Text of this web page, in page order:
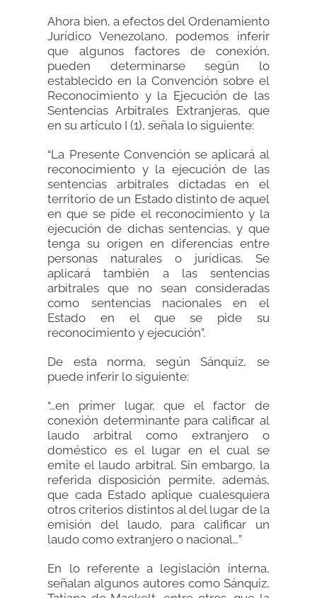
Ahora bien, a efectos del Ordenamiento
Jurídico Venezolano, podemos inferir
que algunos factores de conexión,
pueden determinarse según lo
establecido en la Convención sobre el
Reconocimiento y la Ejecución de las
Sentencias Arbitrales Extranjeras, que
en su artículo I (1), señala lo siguiente:
“La Presente Convención se aplicará al
reconocimiento y la ejecución de las
sentencias arbitrales dictadas en el
territorio de un Estado distinto de aquel
en que se pide el reconocimiento y la
ejecución de dichas sentencias, y que
tenga su origen en diferencias entre
personas naturales o jurídicas. Se
aplicará también a las sentencias
arbitrales que no sean consideradas
como sentencias nacionales en el
Estado en el que se pide su
reconocimiento y ejecución”.
De esta norma, según Sánquiz, se
puede inferir lo siguiente:
“…en primer lugar, que el factor de
conexión determinante para calificar al
laudo arbitral como extranjero o
doméstico es el lugar en el cual se
emite el laudo arbitral. Sin embargo, la
referida disposición permite, además,
que cada Estado aplique cualesquiera
otros criterios distintos al del lugar de la
emisión del laudo, para calificar un
laudo como extranjero o nacional…”
En lo referente a legislación interna,
señalan algunos autores como Sánquiz,